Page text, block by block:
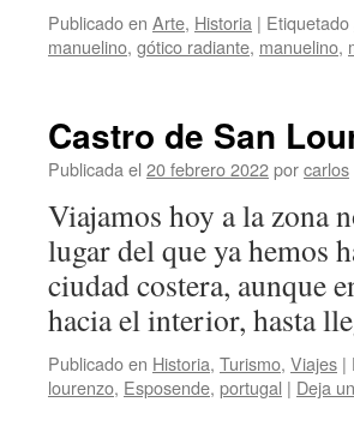
Publicado en Arte, Historia | Etiquetado
manuelino, gótico radiante, manuelino,
Castro de San
Publicada el 20 febrero 2022porcarlos
Viajamos hoy a la zona
lugar del que ya hemos
ciudad costera, aunque
hacia el interior, hasta
Publicado en Historia, Turismo, Viajes |
lourenzo, Esposende, portugal | Deja